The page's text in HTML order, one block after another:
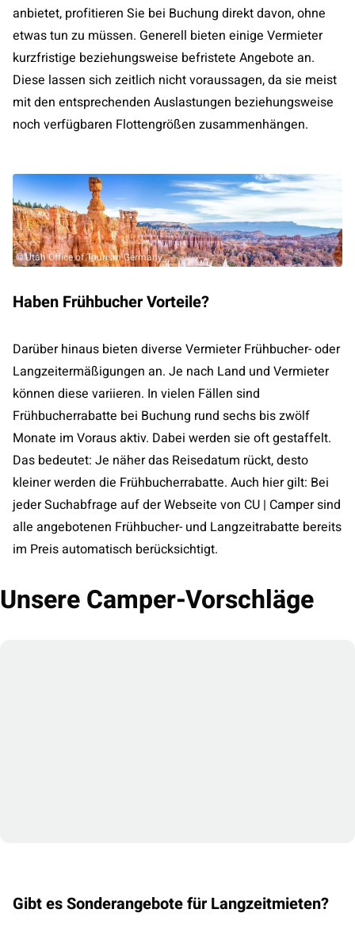
anbietet, profitieren Sie bei Buchung direkt davon, ohne
etwas tun zu müssen. Generell bieten einige Vermieter
kurzfristige beziehungsweise befristete Angebote an.
Diese lassen sich zeitlich nicht voraussagen, da sie meist
mit den entsprechenden Auslastungen beziehungsweise
noch verfügbaren Flottengrößen zusammenhängen.
© Utah Office of Tourism Germany
Haben Frühbucher Vorteile?
Darüber hinaus bieten diverse Vermieter Frühbucher- oder
Langzeitermäßigungen an. Je nach Land und Vermieter
können diese variieren. In vielen Fällen sind
Frühbucherrabatte bei Buchung rund sechs bis zwölf
Monate im Voraus aktiv. Dabei werden sie oft gestaffelt.
Das bedeutet: Je näher das Reisedatum rückt, desto
kleiner werden die Frühbucherrabatte. Auch hier gilt: Bei
jeder Suchabfrage auf der Webseite von CU | Camper sind
alle angebotenen Frühbucher- und Langzeitrabatte bereits
im Preis automatisch berücksichtigt.
Unsere Camper-Vorschläge
Gibt es Sonderangebote für Langzeitmieten?